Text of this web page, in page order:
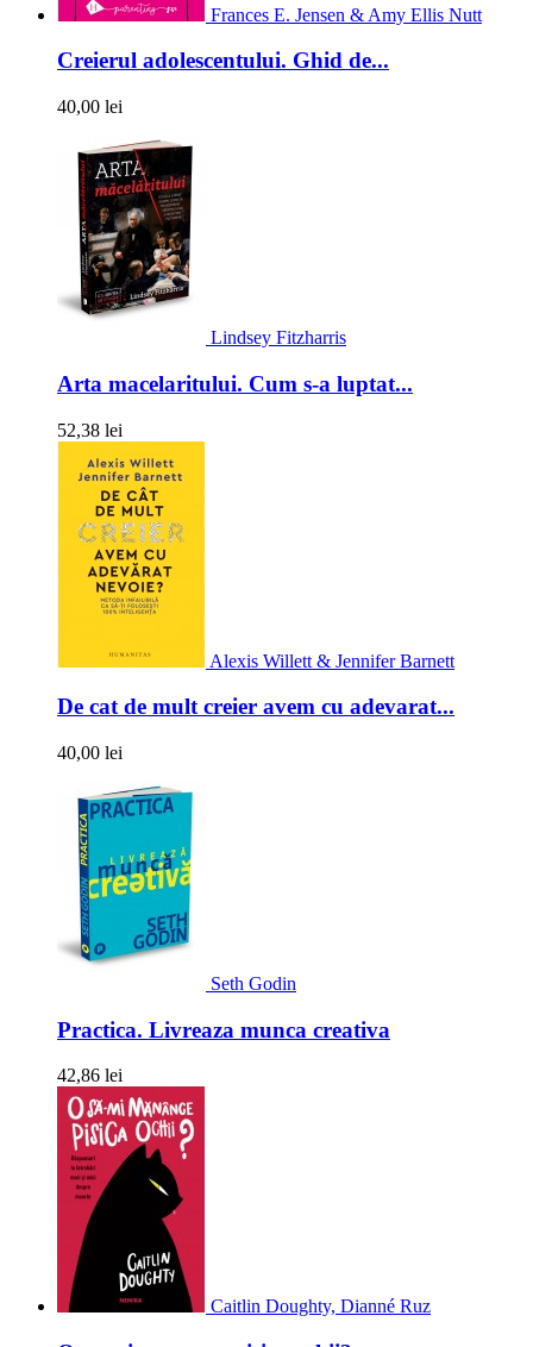
Frances E. Jensen & Amy Ellis Nutt
Creierul adolescentului. Ghid de...
40,00 lei
Lindsey Fitzharris
Arta macelaritului. Cum s-a luptat...
52,38 lei
Alexis Willett & Jennifer Barnett
De cat de mult creier avem cu adevarat...
40,00 lei
Seth Godin
Practica. Livreaza munca creativa
42,86 lei
Caitlin Doughty, Dianné Ruz